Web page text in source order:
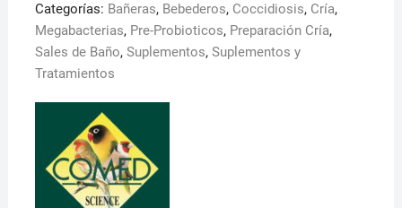
para
la
limpieza
de
Categorías: Bañeras, Bebederos, Coccidiosis, Cría,
Megabacterias, Pre-Probioticos, Preparación Cría,
Sales de Baño, Suplementos, Suplementos y
Tratamientos